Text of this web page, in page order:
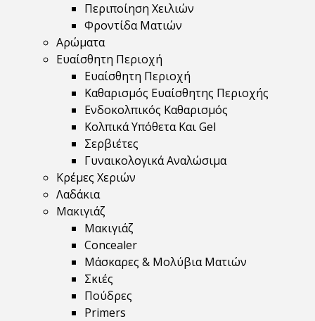
Περιποίηση Χειλιών
Φροντίδα Ματιών
Αρώματα
Ευαίσθητη Περιοχή
Ευαίσθητη Περιοχή
Καθαρισμός Ευαίσθητης Περιοχής
Ενδοκολπικός Καθαρισμός
Κολπικά Υπόθετα Και Gel
Σερβιέτες
Γυναικολογικά Αναλώσιμα
Κρέμες Χεριών
Λαδάκια
Μακιγιάζ
Μακιγιάζ
Concealer
Μάσκαρες & Μολύβια Ματιών
Σκιές
Πούδρες
Primers